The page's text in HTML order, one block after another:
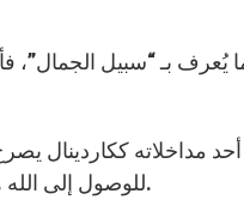
بـ “سبيل الجمال”،
ككاردينال
للوصول إلى الله هي اثنتان: سبيل الجمال وسبيل القديسين.